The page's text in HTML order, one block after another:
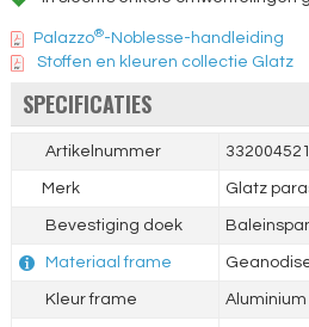
Palazzo®-Noblesse-handleiding
Stoffen en kleuren collectie Glatz
SPECIFICATIES
Artikelnummer
Merk Glatz
Bevestiging doek
Materiaal frame
Kleur frame